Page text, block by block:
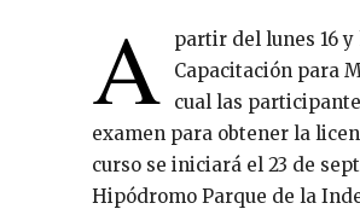
A
partir del lunes 16
Capacitación para
cual las
examen para obtener la
curso se iniciará el 23 de
Hipódromo Parque de la